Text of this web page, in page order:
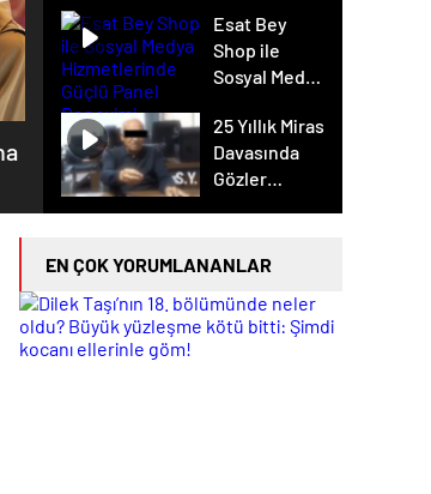
Yönetin
Esat Bey
Shop ile
Sosyal Medya
Güçlü Panel
Deneyimi
25 Yıllık Miras
Davasında
Gözler
Karar
Çevrildi
EN ÇOK YORUMLANANLAR